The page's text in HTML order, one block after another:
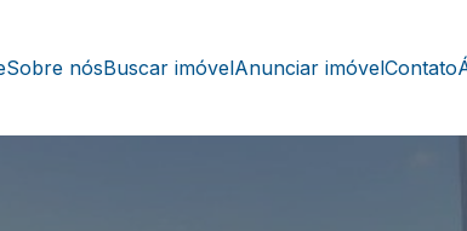
Sobre nósBuscar imóvelAnunciar imóvelContato